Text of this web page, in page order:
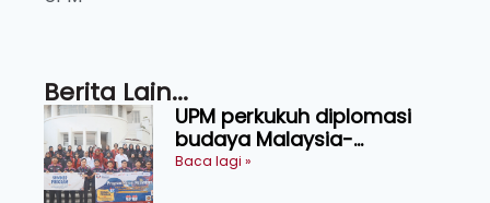
Berita Lain...
UPM perkukuh diplomasi
budaya Malaysia-
Indonesia melalui Narasi
Baca lagi »